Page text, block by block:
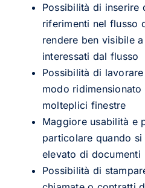
Possibilità di inserire
riferimenti nel flusso
rendere ben visibile
interessati dal flusso
Possibilità di
modo
molteplici finestre
Maggiore usabilità e
particolare quando si
elevato di documenti
Possibilità di